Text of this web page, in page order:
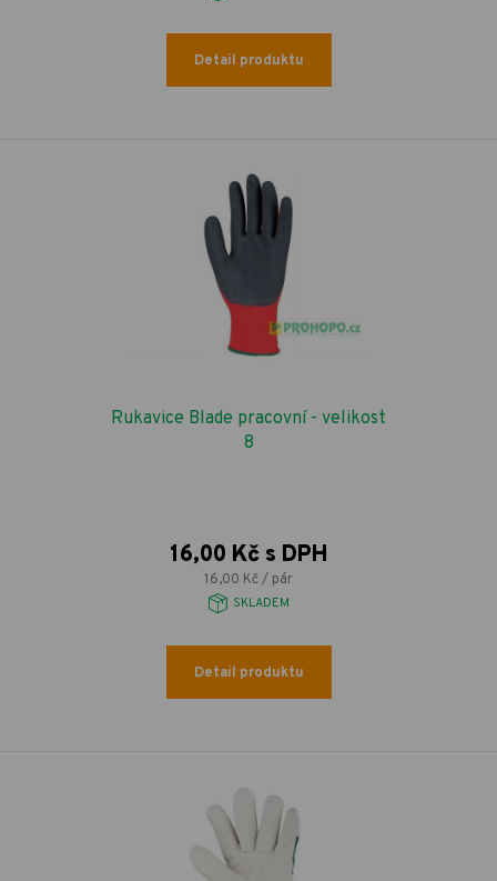
Detail produktu
Rukavice Blade pracovní - velikost
8
16,00 Kč s DPH
16,00 Kč / pár
SKLADEM
Detail produktu